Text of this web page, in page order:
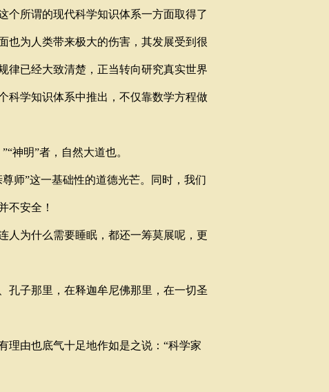
个所谓的现代科学知识体系一方面取得了
为人类带来极大的伤害，其发展受到很
律已经大致清楚，正当转向研究真实世界
科学知识体系中推出，不仅靠数学方程做
神明”者，自然大道也。
师”这一基础性的道德光芒。同时，我们
不安全！
为什么需要睡眠，都还一筹莫展呢，更
子那里，在释迦牟尼佛那里，在一切圣
由也底气十足地作如是之说：“科学家